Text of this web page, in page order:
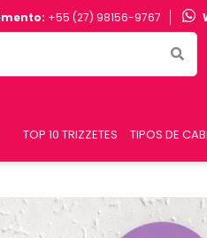
+55 (27) 98156-9767
TOP 10 TRIZZETES TIPOS DE